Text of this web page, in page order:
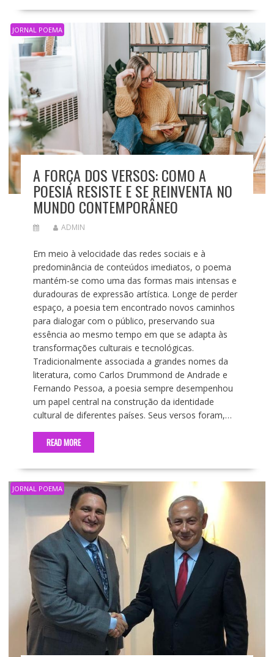
JORNAL POEMA
A FORÇA DOS VERSOS: COMO A
POESIA RESISTE E SE REINVENTA NO
MUNDO CONTEMPORÂNEO
ADMIN
Em meio à velocidade das redes sociais e à
predominância de conteúdos imediatos, o poema
mantém-se como uma das formas mais intensas e
duradouras de expressão artística. Longe de perder
espaço, a poesia tem encontrado novos caminhos
para dialogar com o público, preservando sua
essência ao mesmo tempo em que se adapta às
transformações culturais e tecnológicas.
Tradicionalmente associada a grandes nomes da
literatura, como Carlos Drummond de Andrade e
Fernando Pessoa, a poesia sempre desempenhou
um papel central na construção da identidade
cultural de diferentes países. Seus versos foram,…
READ MORE
JORNAL POEMA